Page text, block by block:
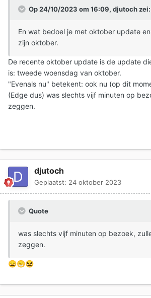
Op 24/10/2023 om 16:09, djutochzei:
En wat bedoel je met oktober update
zijn oktober.
De recente oktober update is de update
is: tweede woensdag van oktober.
"Evenals nu" betekent: ook nu (op dit
(Edge dus) was slechts vijf minuten op
zeggen.
djutoch
Geplaatst: 24 oktober 2023
Quote
was slechts vijf minuten op bezoek,
zeggen.
😄😁😆